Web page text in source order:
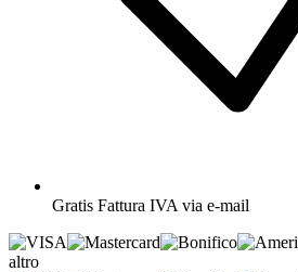
Gratis Fattura IVA via e-mail
altro